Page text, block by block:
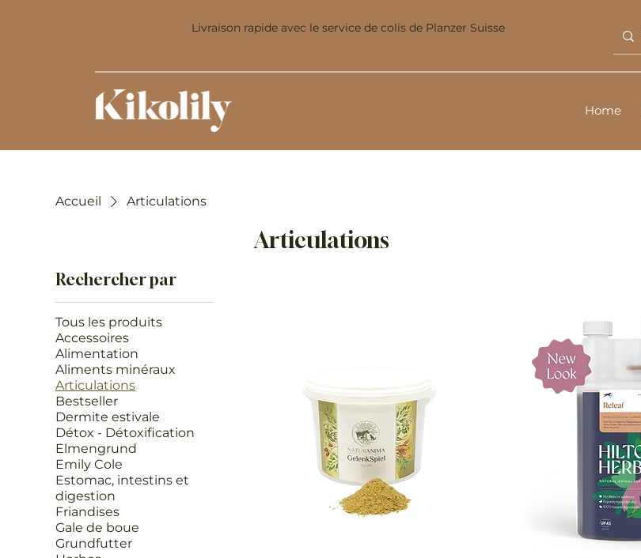
Home
Livraison rapide avec le service de colis de Planzer Suisse
Accueil Articulations
Articulations
Rechercher par
Tous les produits
Accessoires
Alimentation
Aliments minéraux
Articulations
Bestseller
Dermite estivale
Détox - Détoxification
Elmengrund
Emily Cole
Estomac, intestins et
digestion
Friandises
Gale de boue
Grundfutter